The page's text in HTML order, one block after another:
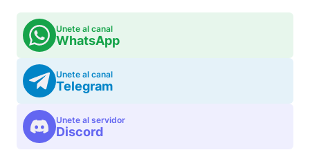
Unete al canal
WhatsApp
Unete al canal
Telegram
Unete al servidor
Discord